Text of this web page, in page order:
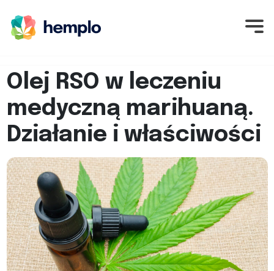
Olej RSO w leczeniu
medyczną marihuaną.
Działanie i właściwości